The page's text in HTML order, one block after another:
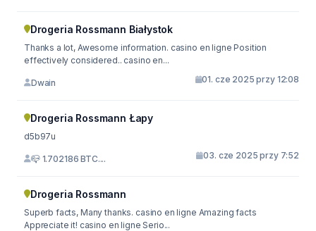
Drogeria Rossmann Białystok
Thanks a lot, Awesome information. casino en ligne Position
effectively considered.. casino en...
Dwain 01. cze 2025 przy 12:08
Drogeria Rossmann Łapy
d5b97u
📪 1.702186 BTC.... 03. cze 2025 przy 7:52
Drogeria Rossmann
Superb facts, Many thanks. casino en ligne Amazing facts
Appreciate it! casino en ligne Serio...